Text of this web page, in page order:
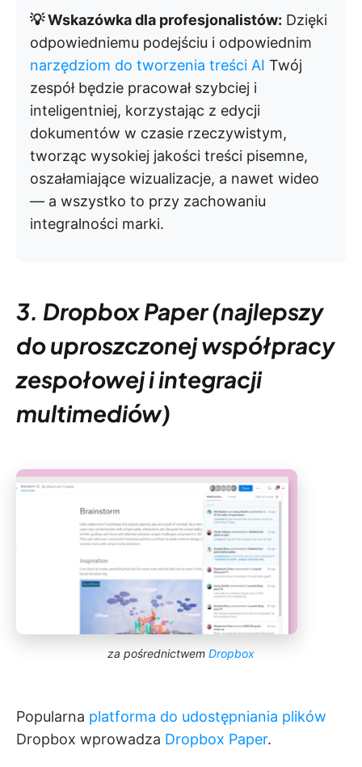
💡 Wskazówka dla profesjonalistów: Dzięki
odpowiedniemu podejściu i odpowiednim
narzędziom do tworzenia treści AI Twój
zespół będzie pracował szybciej i
inteligentniej, korzystając z edycji
dokumentów w czasie rzeczywistym,
tworząc wysokiej jakości treści pisemne,
oszałamiające wizualizacje, a nawet wideo
— a wszystko to przy zachowaniu
integralności marki.
3. Dropbox Paper (najlepszy
do uproszczonej współpracy
zespołowej i integracji
multimediów)
za pośrednictwem Dropbox
Popularna platforma do udostępniania plików
Dropbox wprowadza Dropbox Paper.